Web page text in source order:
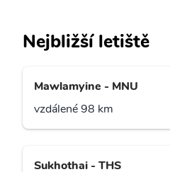
Nejbližší letiště
Mawlamyine - MNU
vzdálené 98 km
Sukhothai - THS